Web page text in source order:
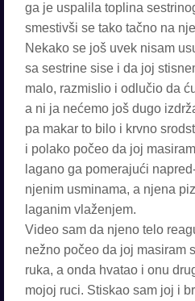
ga je uspalila toplina
smestivši se tako tačno na
Nekako se još uvek nisam
sa sestrine sise i da joj
malo, razmislio i odlučio da
a ni ja nećemo još dugo
pa makar to bilo i krvno
i polako počeo da joj
lagano ga pomerajući
njenim usminama, a njena
laganim vlaženjem.
Video sam da njeno telo
nežno počeo da joj masiram
ruka, a onda hvatao i onu
mojoj ruci. Stiskao sam joj i